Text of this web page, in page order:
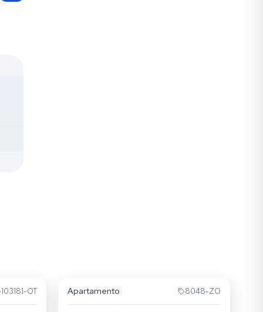
103181-OT Apartamento 8048-ZO